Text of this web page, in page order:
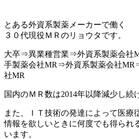
とある外資系製薬メーカーで働く
３０代現役ＭＲのリョウタです。
大卒⇒異業種営業⇒外資系製薬会社
手製薬会社MR⇒外資系製薬会社
社MR
国内のＭＲ数は2014年以降減少し続
また、ＩＴ技術の発達によって医療
情報を欲しいときに何度でも得られ
います。